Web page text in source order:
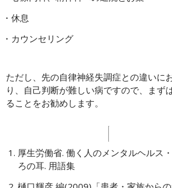
休息
カウンセリング
ただし、先の自律神経失調症との違いに
り、自己判断が難しい病ですので、まず
ることをお勧めします。
厚生労働省. 働く人のメンタルヘルス
ろの耳. 用語集